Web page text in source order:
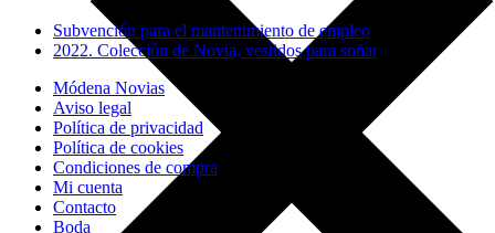
Subvención para el mantenimiento de empleo
2022. Colección de Novia, vestidos para soñar
Módena Novias
Aviso legal
Política de privacidad
Política de cookies
Condiciones de compra
Mi cuenta
Contacto
Boda